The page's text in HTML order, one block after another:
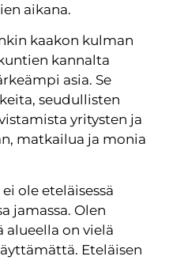
aikana.
kaakon kulman
kannalta
asia. Se
seudullisten
yritysten ja
matkailua ja monia
ole eteläisessä
jamassa. Olen
alueella on vielä
Eteläisen